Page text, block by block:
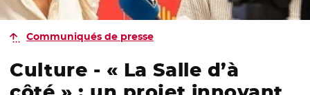
Communiqués de presse
Culture - « La Salle d’à